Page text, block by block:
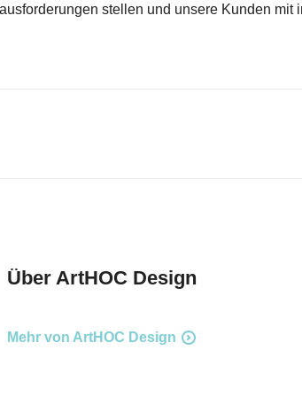
stellen und unsere Kunden mit
Über ArtHOC Design
Mehr von ArtHOC Design